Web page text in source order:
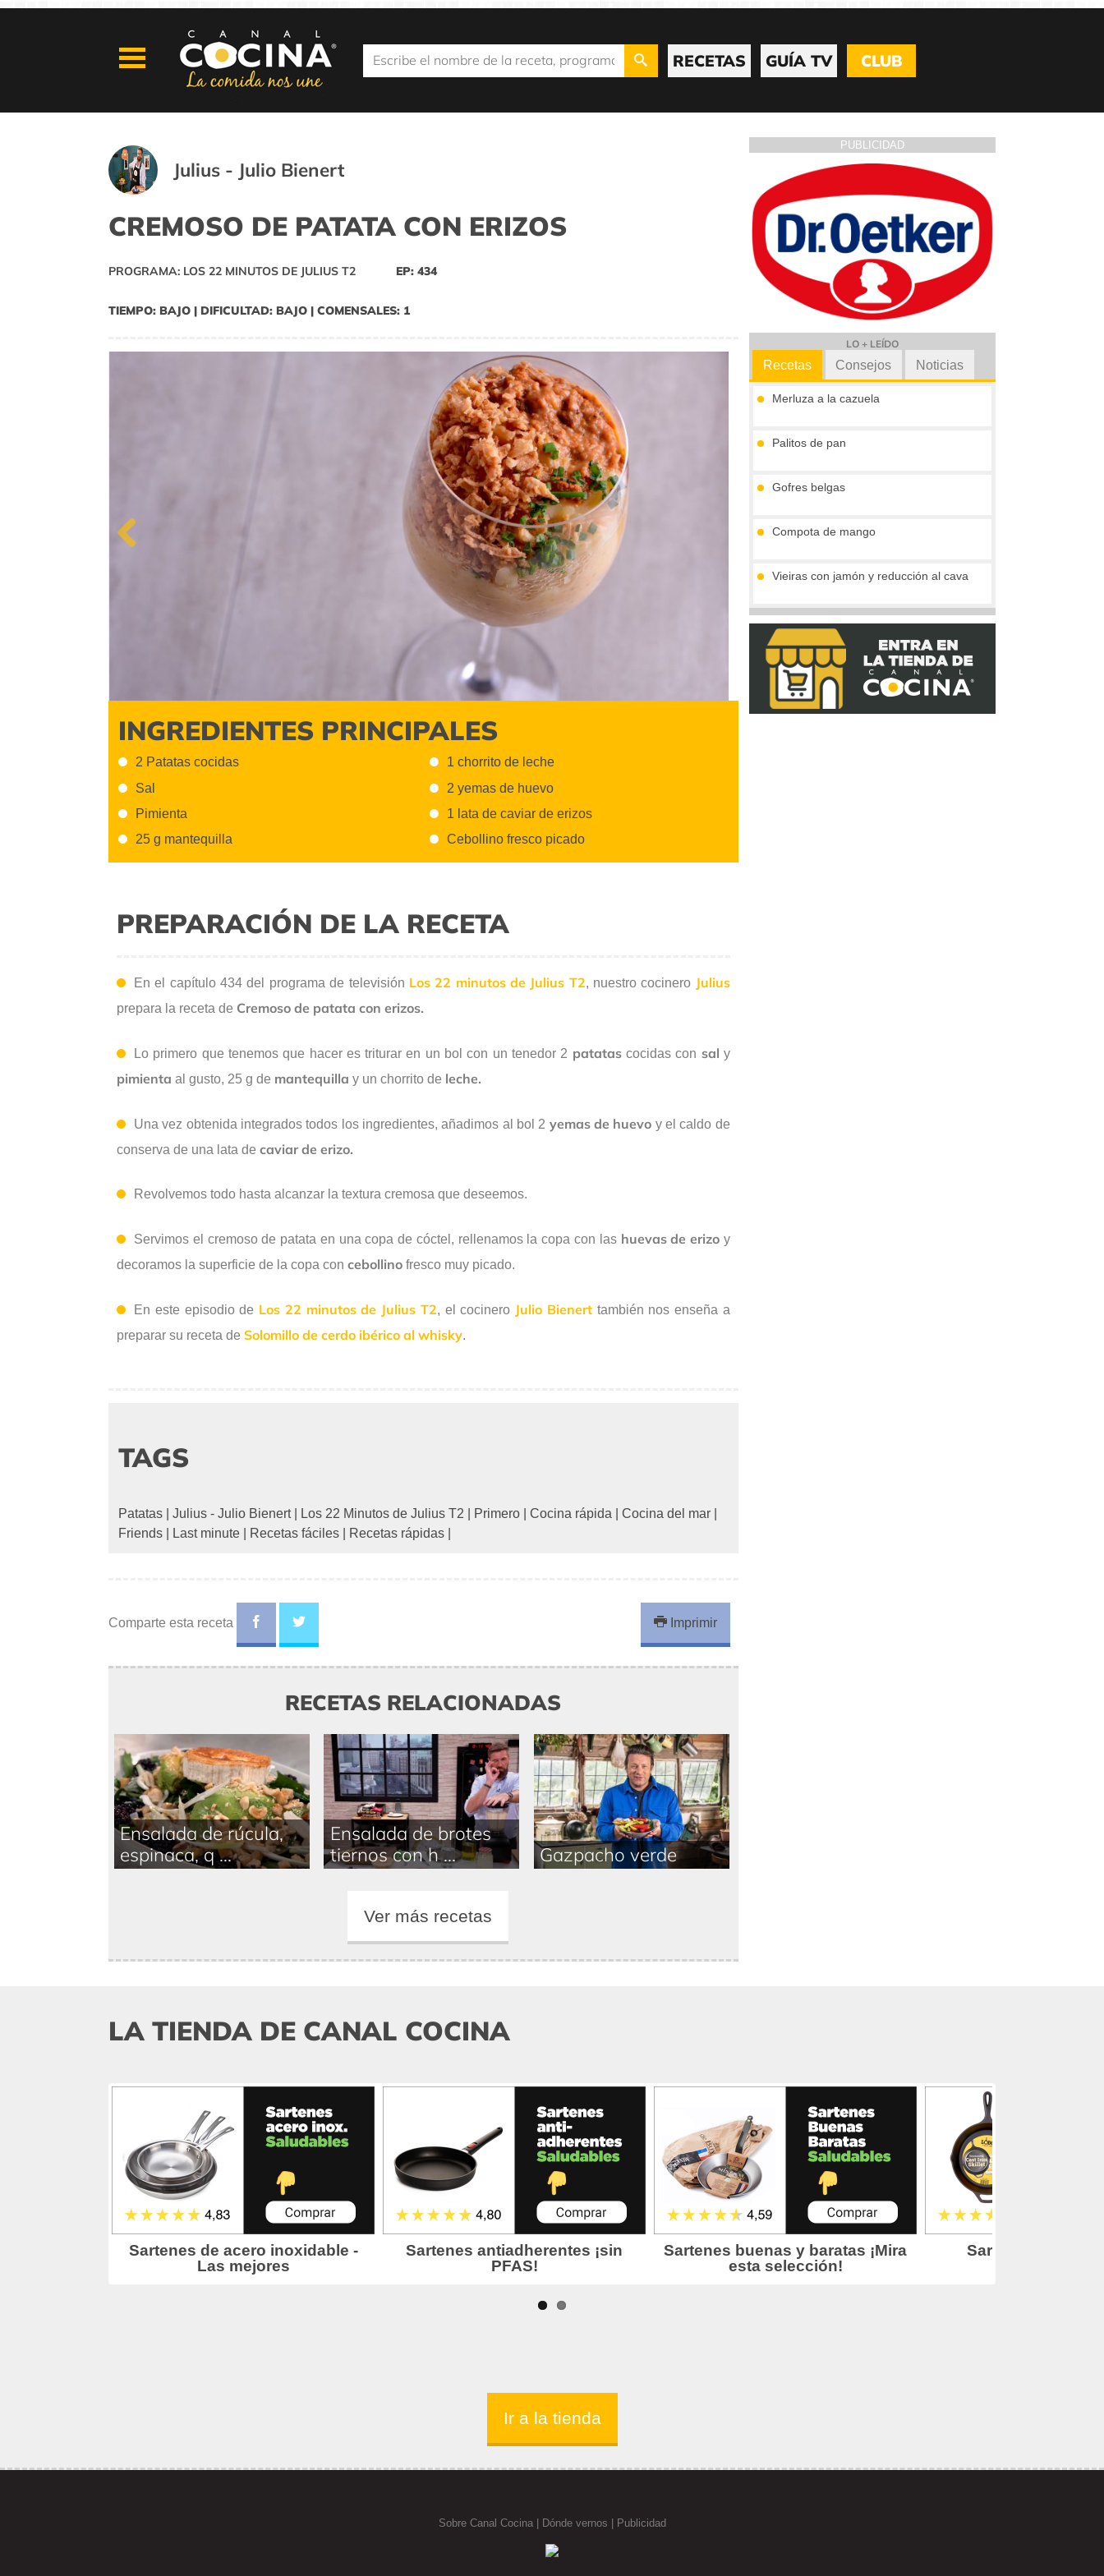
RECETAS GUÍA TV CLUB
Julius - Julio Bienert
CREMOSO DE PATATA CON ERIZOS
PROGRAMA: LOS 22 MINUTOS DE JULIUS T2 EP: 434
TIEMPO: BAJO | DIFICULTAD: BAJO | COMENSALES: 1
INGREDIENTES PRINCIPALES
2 Patatas cocidas
Sal
Pimienta
25 g mantequilla
1 chorrito de leche
2 yemas de huevo
1 lata de caviar de erizos
Cebollino fresco picado
PREPARACIÓN DE LA RECETA
En el capítulo 434 del programa de televisión Los 22 minutos de Julius T2, nuestro cocinero Julius
prepara la receta de Cremoso de patata con erizos.
Lo primero que tenemos que hacer es triturar en un bol con un tenedor 2 patatascocidas con sal y
pimienta al gusto, 25 g de mantequilla y un chorrito de leche.
Una vez obtenida integrados todos los ingredientes, añadimos al bol 2 yemas de huevo y el caldo de
conserva de una lata de caviar de erizo.
Revolvemos todo hasta alcanzar la textura cremosa que deseemos.
Servimos el cremoso de patata en una copa de cóctel, rellenamos la copa con las huevas de erizo y
decoramos la superficie de la copa con cebollino fresco muy picado.
En este episodio de Los 22 minutos de Julius T2, el cocinero Julio Bienerttambién nos enseña a
preparar su receta de Solomillo de cerdo ibérico al whisky.
TAGS
Patatas Julius - Julio Bienert| Los 22 Minutos de Julius T2 Primero Cocina rápida Cocina del mar
Friends
Last minute Recetas fáciles Recetas rápidas
Comparte esta receta Imprimir
RECETAS RELACIONADAS
Ensalada de rúcula,
espinaca, q ...
Ensalada de brotes
tiernos con h ...
Gazpacho verde
Ver más recetas
PUBLICIDAD
LO + LEÍDO
Recetas
Merluza a la cazuela
Palitos de pan
Gofres belgas
Compota de mango
Vieiras con jamón y reducción al cava
Crema de boletus y huevo de codorniz
Consejos Noticias
LA TIENDA DE CANAL COCINA
Ir a la tienda
Sobre Canal Cocina| Dónde vernos | Publicidad